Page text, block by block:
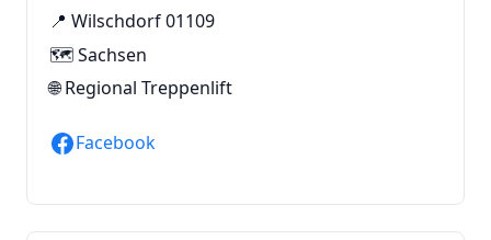
📍 Wilschdorf 01109
🗺️ Sachsen
🌐Regional Treppenlift
Facebook